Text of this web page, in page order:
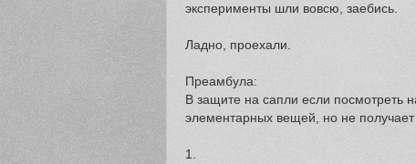
эксперименты шли вовсю, заебись.
Ладно, проехали.
Преамбула:
В защите на сапли если посмотреть
элементарных вещей, но не
1.